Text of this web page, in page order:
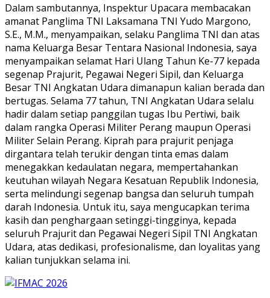
Dalam sambutannya, Inspektur Upacara membacakan
amanat Panglima TNI Laksamana TNI Yudo Margono,
S.E., M.M., menyampaikan, selaku Panglima TNI dan atas
nama Keluarga Besar Tentara Nasional Indonesia, saya
menyampaikan selamat Hari Ulang Tahun Ke-77 kepada
segenap Prajurit, Pegawai Negeri Sipil, dan Keluarga
Besar TNI Angkatan Udara dimanapun kalian berada dan
bertugas. Selama 77 tahun, TNI Angkatan Udara selalu
hadir dalam setiap panggilan tugas Ibu Pertiwi, baik
dalam rangka Operasi Militer Perang maupun Operasi
Militer Selain Perang. Kiprah para prajurit penjaga
dirgantara telah terukir dengan tinta emas dalam
menegakkan kedaulatan negara, mempertahankan
keutuhan wilayah Negara Kesatuan Republik Indonesia,
serta melindungi segenap bangsa dan seluruh tumpah
darah Indonesia. Untuk itu, saya mengucapkan terima
kasih dan penghargaan setinggi-tingginya, kepada
seluruh Prajurit dan Pegawai Negeri Sipil TNI Angkatan
Udara, atas dedikasi, profesionalisme, dan loyalitas yang
kalian tunjukkan selama ini.